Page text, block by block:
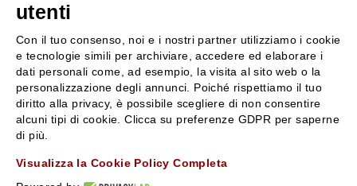
SERVIZIO CLIENTI
Resi e rimborsi
Pagamenti
Spedizione
Condizioni generali di vendita
Privacy Policy
Chi siamo
Contattaci
Negozi
Attiva la Rossi Card
Lavora con noi
utenti
Con il tuo consenso, noi e i nostri partner utilizziamo i cookie
e tecnologie simili per archiviare, accedere ed elaborare i
dati personali come, ad esempio, la visita al sito web o la
personalizzazione degli annunci. Poiché rispettiamo il tuo
diritto alla privacy, è possibile scegliere di non consentire
alcuni tipi di cookie. Clicca su preferenze GDPR per saperne
di più.
Visualizza la Cookie Policy Completa